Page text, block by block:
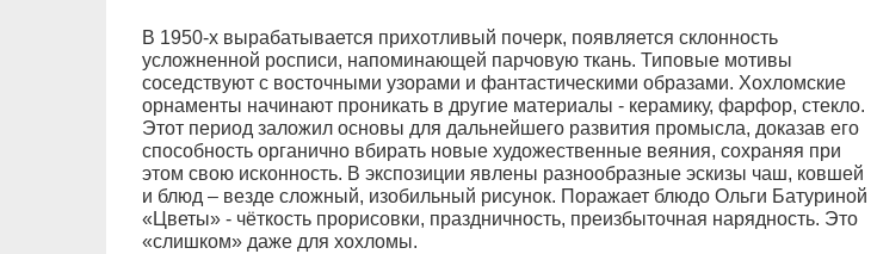
В 1950-х вырабатывается прихотливый почерк, появляется склонность
усложненной росписи, напоминающей парчовую ткань. Типовые мотивы
соседствуют с восточными узорами и фантастическими образами. Хохломские
орнаменты начинают проникать в другие материалы - керамику, фарфор, стекло.
Этот период заложил основы для дальнейшего развития промысла, доказав его
способность органично вбирать новые художественные веяния, сохраняя при
этом свою исконность. В экспозиции явлены разнообразные эскизы чаш, ковшей
и блюд – везде сложный, изобильный рисунок. Поражает блюдо Ольги Батуриной
«Цветы» - чёткость прорисовки, праздничность, преизбыточная нарядность. Это
«слишком» даже для хохломы.